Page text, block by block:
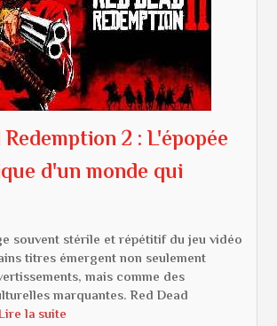
2 : L'épopée
d'un monde qui
souvent stérile et répétitif du jeu vidéo
titres émergent non seulement
mais comme des
marquantes. Red Dead
la suite